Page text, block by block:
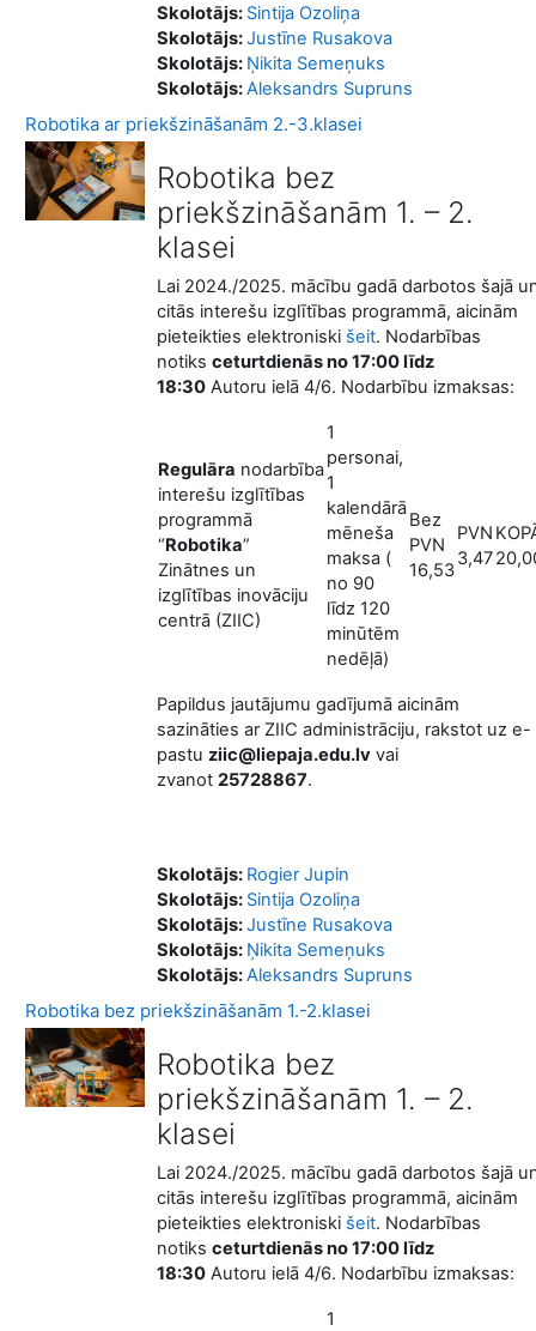
Skolotājs: Sintija Ozoliņa
Skolotājs:Justīne Rusakova
Skolotājs: Ņikita Semeņuks
Skolotājs:Aleksandrs Supruns
Robotika ar priekšzināšanām 2.-3.klasei
Robotika bez
priekšzināšanām 1. – 2.
klasei
Lai 2024./2025. mācību gadā darbotos šajā
citās interešu izglītības programmā, aicinām
pieteikties elektroniski šeit. Nodarbības
notiks ceturtdienās no 17:00 līdz
18:30 Autoru ielā 4/6. Nodarbību izmaksas:
Regulāra nodarbība
interešu izglītības
programmā
“Robotika”
Zinātnes un
izglītības inovāciju
centrā (ZIIC)
1
personai,
1
kalendārā
mēneša
maksa (
no 90
līdz 120
minūtēm
nedēļā)
Bez
PVN
16,53
PVN
3,47
Papildus jautājumu gadījumā aicinām
sazināties ar ZIIC administrāciju, rakstot uz e-
pastu ziic@liepaja.edu.lv vai
zvanot 25728867.
Skolotājs: Rogier Jupin
Skolotājs: Sintija Ozoliņa
Skolotājs:Justīne Rusakova
Skolotājs: Ņikita Semeņuks
Skolotājs:Aleksandrs Supruns
Robotika bez priekšzināšanām 1.-2.klasei
Robotika bez
priekšzināšanām 1. – 2.
klasei
Lai 2024./2025. mācību gadā darbotos šajā
citās interešu izglītības programmā, aicinām
pieteikties elektroniski šeit. Nodarbības
notiks ceturtdienās no 17:00 līdz
18:30 Autoru ielā 4/6. Nodarbību izmaksas:
1